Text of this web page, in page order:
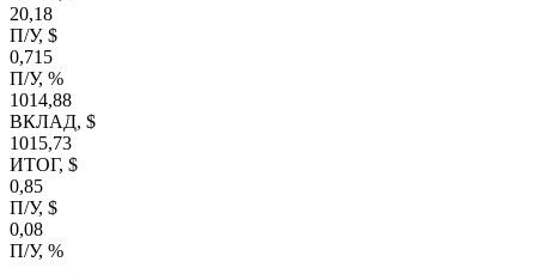
20,18
П/У, $
0,715
П/У, %
1014,88
ВКЛАД, $
1015,73
ИТОГ, $
0,85
П/У, $
0,08
П/У, %